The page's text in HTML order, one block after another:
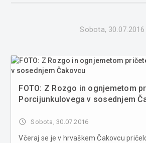
Sobota, 30.07.2016
FOTO: Z Rozgo in ognjemetom
Porcijunkulovega v sosednjem
access_time Sobota, 30.07.2016
Včeraj se je v hrvaškem Čakovcu